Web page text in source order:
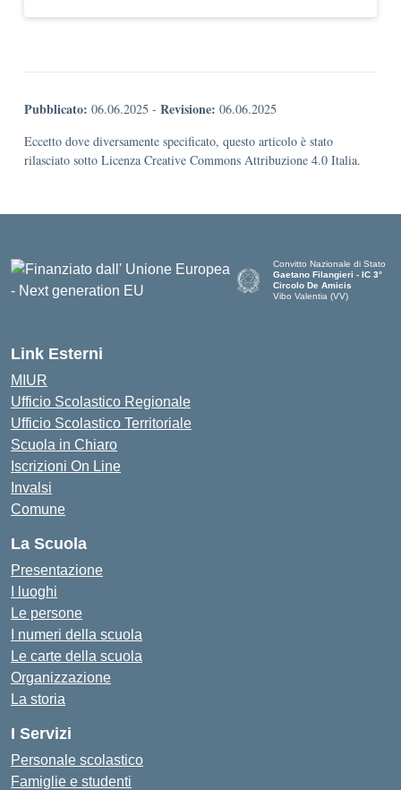
Pubblicato: 06.06.2025 - Revisione: 06.06.2025
Eccetto dove diversamente specificato, questo articolo è stato
rilasciato sotto Licenza Creative Commons Attribuzione 4.0 Italia.
Convitto Nazionale di Stato
Gaetano Filangieri - IC 3°
Circolo De Amicis
Vibo Valentia (VV)
Link Esterni
MIUR
Ufficio Scolastico Regionale
Ufficio Scolastico Territoriale
Scuola in Chiaro
Iscrizioni On Line
Invalsi
Comune
La Scuola
Presentazione
I luoghi
Le persone
I numeri della scuola
Le carte della scuola
Organizzazione
La storia
I Servizi
Personale scolastico
Famiglie e studenti